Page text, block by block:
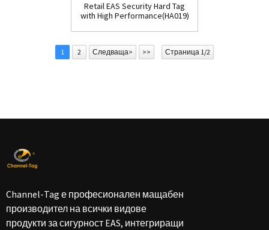
Retail EAS Security Hard Tag
with High Performance(HA019)
1 2 Следваща> >> Страница 1/2
Channel-Tag е професионален мащабен
производител на всички видове
продукти за сигурност EAS, интегриращи